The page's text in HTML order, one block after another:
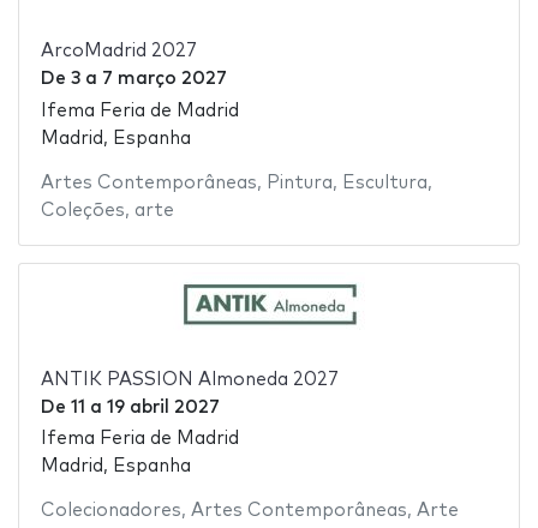
ArcoMadrid 2027
De 3a 7 março 2027
Ifema Feria de Madrid
Madrid, Espanha
Artes Contemporâneas, Pintura, Escultura,
Coleções, arte
ANTIK PASSION Almoneda 2027
De 11 a 19 abril 2027
Ifema Feria de Madrid
Madrid, Espanha
Colecionadores, Artes Contemporâneas, Arte